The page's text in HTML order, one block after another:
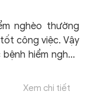
nghèo thường
công việc. Vậy
hiểm nghèo
thuế TNCN như
Xem chi tiết